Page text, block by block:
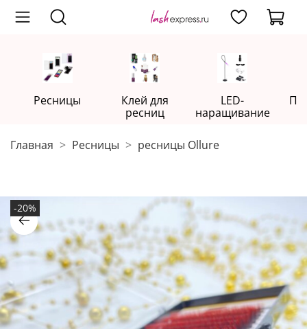
Ресницы
Клей для
ресниц
LED-
наращивание
Главная Ресницы ресницы Ollure
-20%